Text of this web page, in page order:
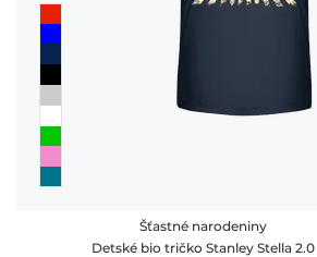
Šťastné narodeniny
Detské bio tričko Stanley Stella 2.0